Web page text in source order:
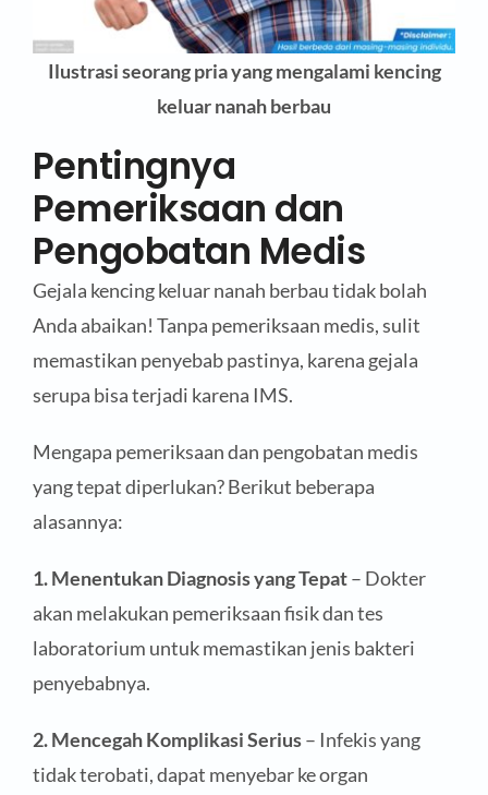
Ilustrasi seorang pria yang mengalami kencing
keluar nanah berbau
Pentingnya
Pemeriksaan dan
Pengobatan Medis
Gejala kencing keluar nanah berbau tidak bolah
Anda abaikan! Tanpa pemeriksaan medis, sulit
memastikan penyebab pastinya, karena gejala
serupa bisa terjadi karena IMS.
Mengapa pemeriksaan dan pengobatan medis
yang tepat diperlukan? Berikut beberapa
alasannya:
1. Menentukan Diagnosis yang Tepat– Dokter
akan melakukan pemeriksaan fisik dan tes
laboratorium untuk memastikan jenis bakteri
penyebabnya.
2. Mencegah Komplikasi Serius– Infekis yang
tidak terobati, dapat menyebar ke organ